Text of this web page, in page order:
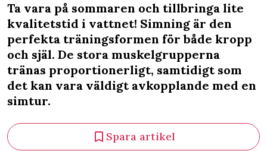
Ta vara på sommaren och tillbringa lite
kvalitetstid i vattnet! Simning är den
perfekta träningsformen för både kropp
och själ. De stora muskelgrupperna
tränas proportionerligt, samtidigt som
det kan vara väldigt avkopplande med en
simtur.
Spara artikel